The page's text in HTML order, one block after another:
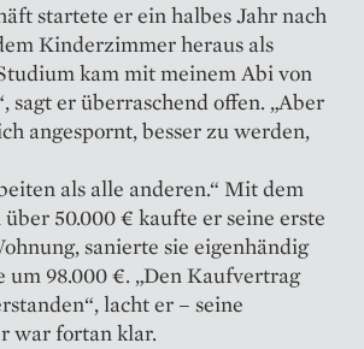
startete er ein halbes Jahr nach
Kinderzimmer heraus als
kam mit meinem Abi von
sagt er überraschend offen. „Aber
angespornt, besser zu werden,
als alle anderen.“ Mit dem
50.000 € kaufte er seine erste
sanierte sie eigenhändig
um 98.000 €. „Den Kaufvertrag
lacht er – seine
war fortan klar.